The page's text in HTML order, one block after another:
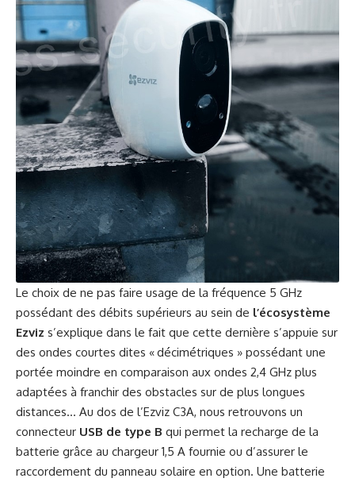
Le choix de ne pas faire usage de la fréquence 5 GHz
possédant des débits supérieurs au sein de l’écosystème
Ezviz s’explique dans le fait que cette dernière s’appuie sur
des ondes courtes dites « décimétriques » possédant une
portée moindre en comparaison aux ondes 2,4 GHz plus
adaptées à franchir des obstacles sur de plus longues
distances… Au dos de l’Ezviz C3A, nous retrouvons un
connecteur USB de type B qui permet la recharge de la
batterie grâce au chargeur 1,5 A fournie ou d’assurer le
raccordement du panneau solaire en option. Une batterie